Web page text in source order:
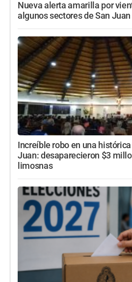
Nueva alerta amarilla por
algunos sectores de San Juan
Increíble robo en una
Juan: desaparecieron $3
limosnas